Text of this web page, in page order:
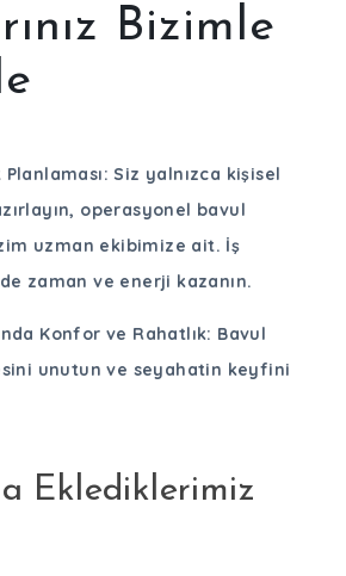
Bizimle
Siz yalnızca kişisel
operasyonel bavul
uzman ekibimize ait. İş
zaman ve enerji kazanın.
Konfor ve Rahatlık: Bavul
unutun ve seyahatin keyfini
Eklediklerimiz